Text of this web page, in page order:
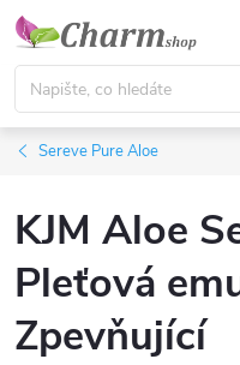
Přejít
obsah
Sereve Pure Aloe
KJM Aloe
Pleťová
Zpevňující